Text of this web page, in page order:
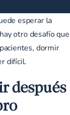
esperar la
otro desafío que
dormir
difícil.
después